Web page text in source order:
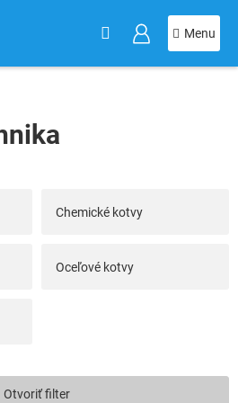
Chemické kotvy
Oceľové kotvy
Otvoriť filter